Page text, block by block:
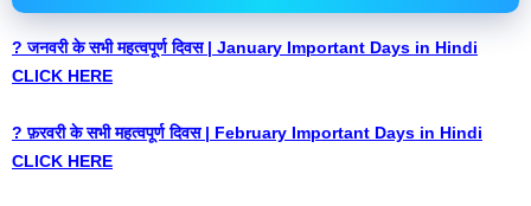
? जनवरी के सभी महत्वपूर्ण दिवस | January Important Days in Hindi
CLICK HERE
? फ़रवरी के सभी महत्वपूर्ण दिवस | February Important Days in Hindi
CLICK HERE